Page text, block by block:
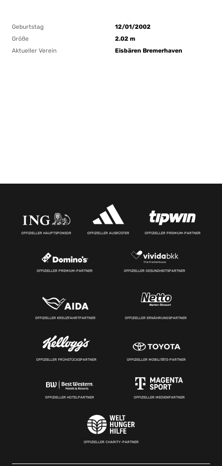
Geburtstag
12/01/2002
Größe
2.02 m
Aktueller Verein
Eisbären Bremerhaven
OFFIZIELLER HAUPTSPONSOR OFFIZIELLER AUSRÜSTER OFFIZIELLER PREMIUM-PARTNER
OFFIZIELLER PREMIUM-PARTNER OFFIZIELLER GESUNDHEITSPARTNER
OFFIZIELLER KREUZFAHRTPARTNER OFFIZIELLER ERNÄHRUNGSPARTNER
OFFIZIELLER FRÜHSTÜCKSPARTNER OFFIZIELLER MOBILITÄTS-PARTNER
OFFIZIELLER HOTELPARTNER OFFIZIELLER MEDIENPARTNER
OFFIZIELLER CHARITY-PARTNER